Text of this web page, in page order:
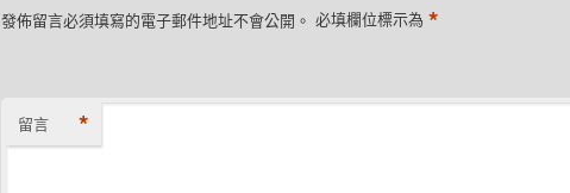
發佈留言必須填寫的電子郵件地址不會公開。 必填欄位標示為 *
留言 *